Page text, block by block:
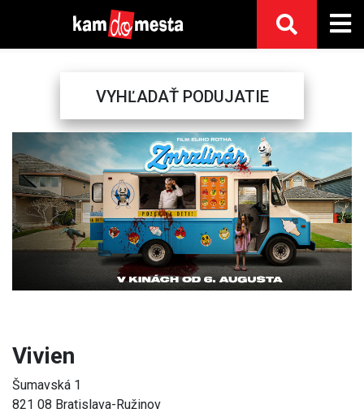
VYHĽADAŤ PODUJATIE
Previous Next
Vivien
Šumavská 1
821 08 Bratislava-Ružinov